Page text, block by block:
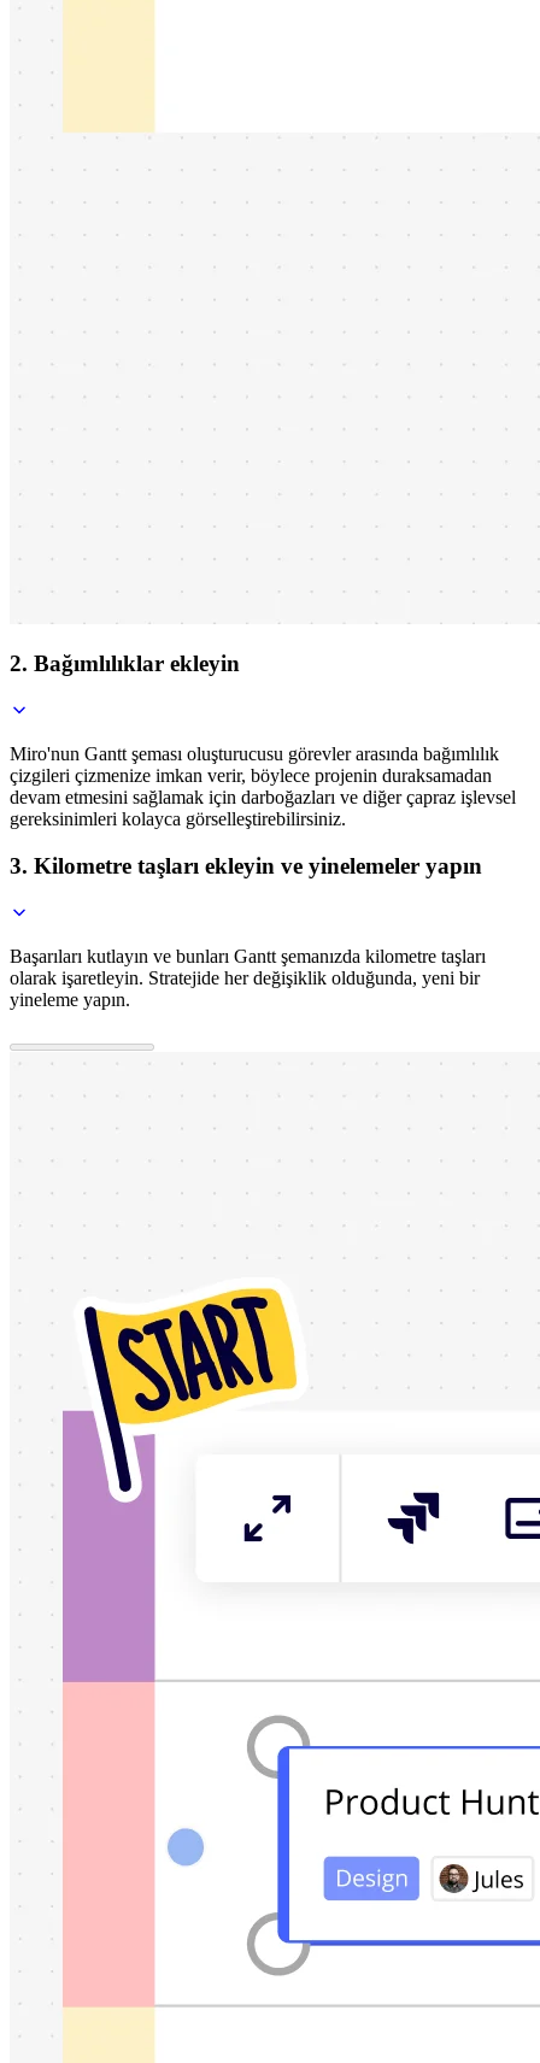
2. Bağımlılıklar ekleyin
Miro'nun Gantt şeması oluşturucusu görevler arasında bağımlılık
çizgileri çizmenize imkan verir, böylece projenin duraksamadan
devam etmesini sağlamak için darboğazları ve diğer çapraz işlevsel
gereksinimleri kolayca görselleştirebilirsiniz.
3. Kilometre taşları ekleyin ve yinelemeler yapın
Başarıları kutlayın ve bunları Gantt şemanızda kilometre taşları
olarak işaretleyin. Stratejide her değişiklik olduğunda, yeni bir
yineleme yapın.